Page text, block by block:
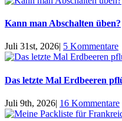
Kann man Abschalten üben?
Juli 31st, 2026| 5 Kommentare
Das letzte Mal Erdbeeren
Juli 9th, 2026| 16 Kommentare